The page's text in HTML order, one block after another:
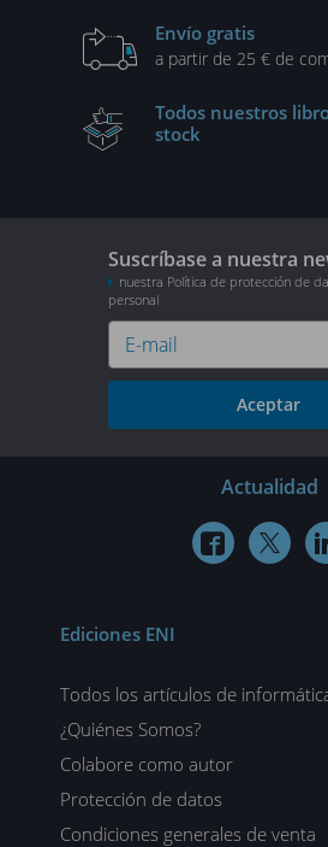
Envío gratis
a partir de 25 € de
Todos nuestros
stock
Suscríbase a nuestra
nuestra Política de protección de
personal
Aceptar
Actualidad
 
Ediciones ENI
Todos los artículos de
¿Quiénes Somos?
Colabore como autor
Protección de datos
Condiciones generales de venta